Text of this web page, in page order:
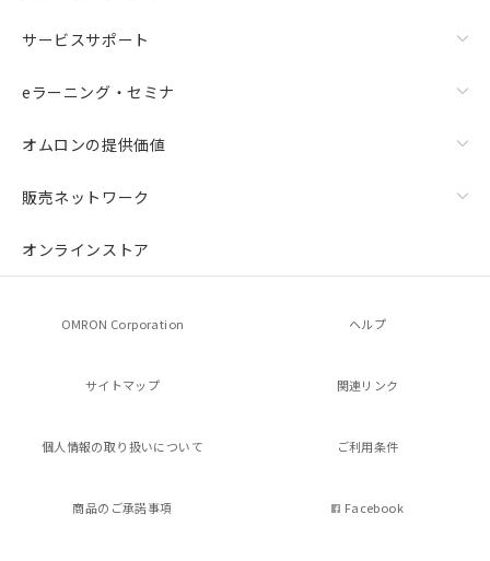
サービスサポート
eラーニング・セミナ
オムロンの提供価値
販売ネットワーク
オンラインストア
OMRON Corporation ヘルプ
サイトマップ 関連リンク
個人情報の取り扱いについて ご利用条件
商品のご承諾事項 Facebook